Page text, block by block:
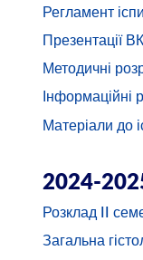
Регламент
Презентації ВК
Методичні
Інформаційні
Матеріали до
2024-
Розклад II
Загальна